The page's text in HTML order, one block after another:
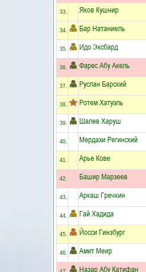
33. Яков Кушнир
34. Бар Натаниель
35. Идо Эксбард
36. Фарес Абу Акель
37. Руслан Барский
38. Ротем Хатуэль
39. Шалев Харуш
40. Мердахи Регинский
41. Арье Кове
42. Башир Марзеев
43. Аркаш Гречкин
44. Гай Хадида
45. Йосси Гинзбург
46. Амит Меир
Назар Абу Катифан